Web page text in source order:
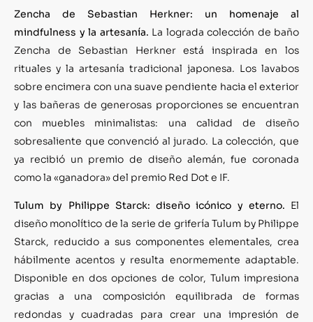
Zencha de Sebastian Herkner: un homenaje al
mindfulness y la artesanía. La lograda colección de baño
Zencha de Sebastian Herkner está inspirada en los
rituales y la artesanía tradicional japonesa. Los lavabos
sobre encimera con una suave pendiente hacia el exterior
y las bañeras de generosas proporciones se encuentran
con muebles minimalistas: una calidad de diseño
sobresaliente que convenció al jurado. La colección, que
ya recibió un premio de diseño alemán, fue coronada
como la «ganadora» del premio Red Dot e IF.
Tulum by Philippe Starck: diseño icónico y eterno. El
diseño monolítico de la serie de grifería Tulum by Philippe
Starck, reducido a sus componentes elementales, crea
hábilmente acentos y resulta enormemente adaptable.
Disponible en dos opciones de color, Tulum impresiona
gracias a una composición equilibrada de formas
redondas y cuadradas para crear una impresión de